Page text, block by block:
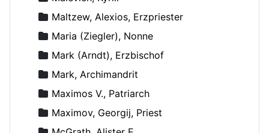
Maltzew, Alexios, Erzpriester
Maria (Ziegler), Nonne
Mark (Arndt), Erzbischof
Mark, Archimandrit
Maximos V., Patriarch
Maximov, Georgij, Priest